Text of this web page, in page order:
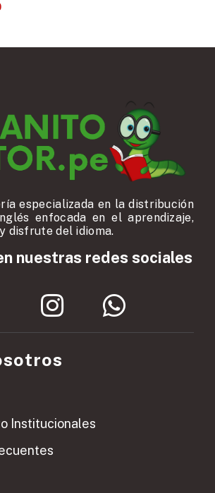
especializada en la distribución
enfocada en el aprendizaje,
disfrute del idioma.
nuestras redes sociales
Institucionales